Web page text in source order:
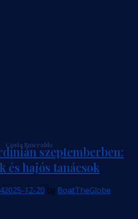
Costa Smeraldaszeptemberben:
és hajós tanácsok
2025-12-20 by BoatTheGlobe